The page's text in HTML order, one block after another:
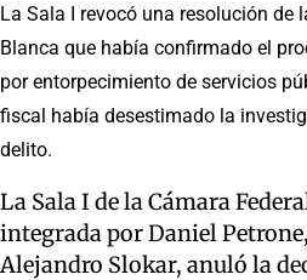
La Sala I revocó una resolución de
Blanca que había confirmado el
por entorpecimiento de servicios
fiscal había desestimado la
delito.
La Sala I de la Cámara
integrada por Daniel
Alejandro Slokar, anuló la